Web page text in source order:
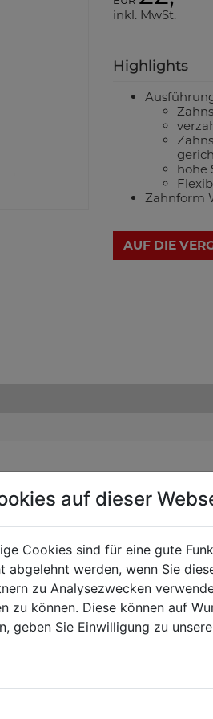
inkl. MwSt.
Highlights
hohe
Zahnform
AUF DIE
auf dieser
Cookies sind für eine gute
abgelehnt werden, wenn Sie
zu Analysezwecken
zu können. Diese können auf
geben Sie Einwilligung zu